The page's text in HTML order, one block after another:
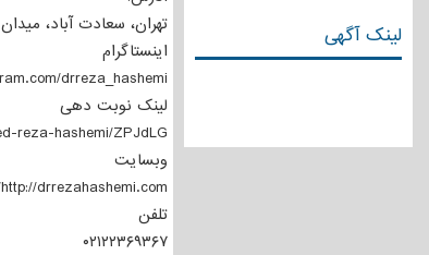
لینک آگهی
تهران، سعادت آباد،
اینستاگرام
drreza_hashemi
لینک نوبت دهی
reza-hashemi/ZPJdLG
وبسایت
http://drrezahashemi.com/
تلفن
۰۲۱۲۲۳۶۹۳۶۷